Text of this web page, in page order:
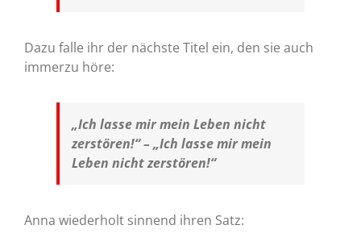
Dazu falle ihr der nächste Titel ein, den sie auch
immerzu höre:
„Ich lasse mir mein Leben nicht
zerstören!“ – „Ich lasse mir mein
Leben nicht zerstören!“
Anna wiederholt sinnend ihren Satz: